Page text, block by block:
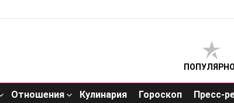
Отношения Кулинария Гороскоп Пресс-